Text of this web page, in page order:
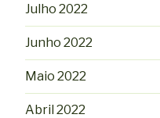
Julho 2022
Junho 2022
Maio 2022
Abril 2022